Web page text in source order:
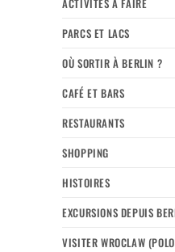
PARCS ET LACS
OÙ SORTIR À BERLIN ?
CAFÉ ET BARS
RESTAURANTS
SHOPPING
HISTOIRES
EXCURSIONS DEPUIS
VISITER WROCLAW